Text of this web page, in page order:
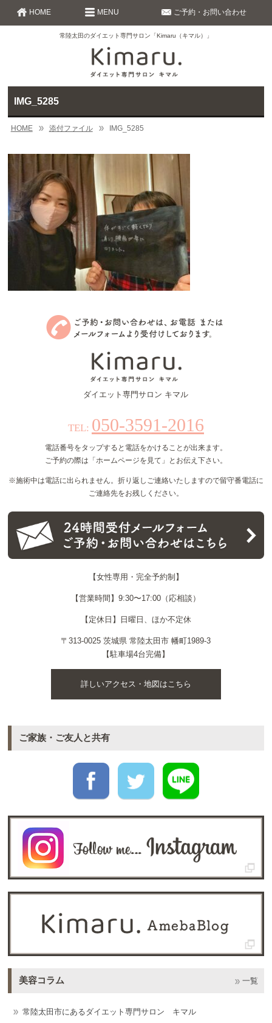
常陸太田のダイエット専門サロン「Kimaru（キマル）」
HOME ご予約・お問い合わせ
MENU
IMG_5285
HOME 添付ファイル IMG_5285
ダイエット専門サロン キマル
TEL: 050-3591-2016
電話番号をタップすると電話をかけることが出来ます。
ご予約の際は「ホームページを見て」とお伝え下さい。
※施術中は電話に出られません。折り返しご連絡いたしますので留守番電話に
ご連絡先をお残しください。
【女性専用・完全予約制】
【営業時間】9:30〜17:00（応相談）
【定休日】日曜日、ほか不定休
〒313-0025 茨城県 常陸太田市 幡町1989-3
【駐車場4台完備】
詳しいアクセス・地図はこちら
ご家族・ご友人と共有
美容コラム 一覧
常陸太田市にあるダイエット専門サロン キマル